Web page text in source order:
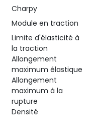
Charpy
Module en traction
Limite d'élasticité à
la traction
Allongement
maximum élastique
Allongement
maximum à la
rupture
Densité